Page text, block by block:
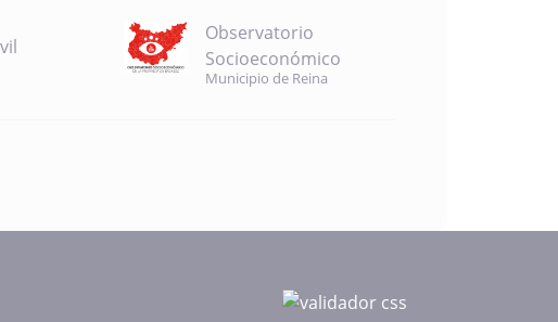
Observatorio
Socioeconómico
Municipio de Reina